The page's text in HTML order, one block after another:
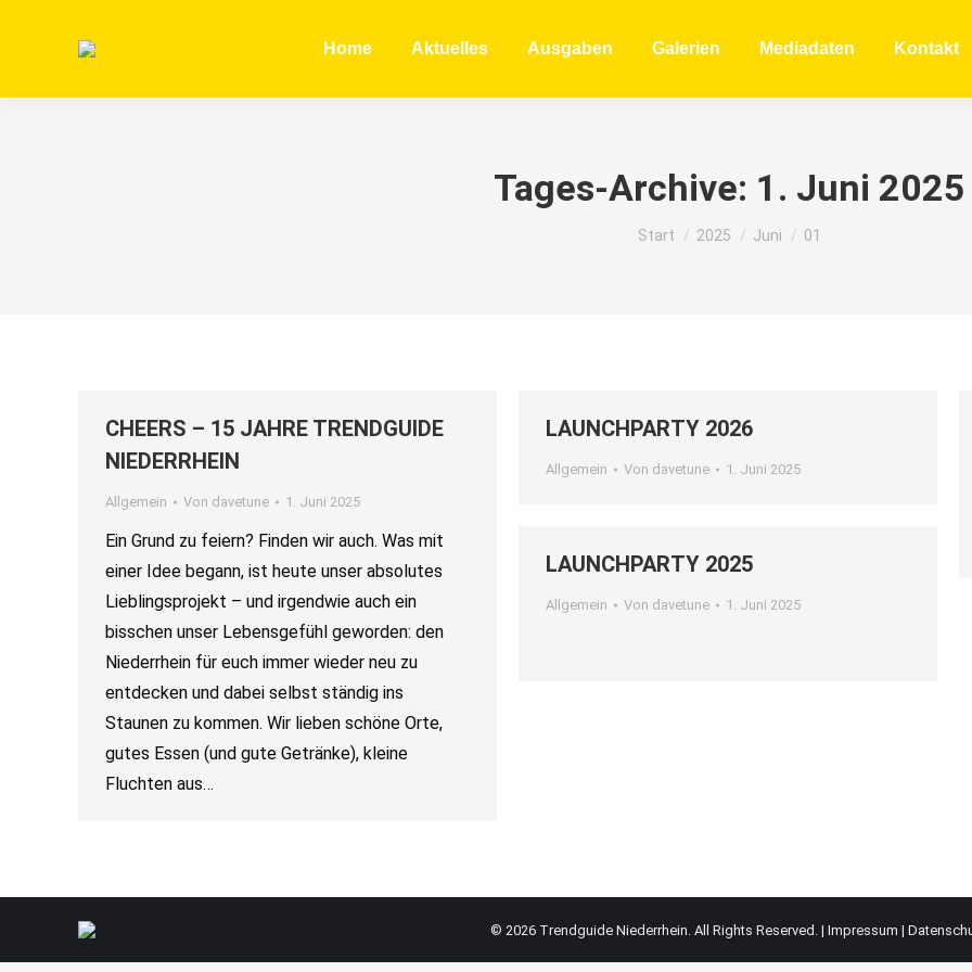
Home Aktuelles Ausgaben Galerien Mediadaten Kontakt
Tages-Archive: 1. Juni 2025
Sie befinden sich hier:
Start 2025 Juni 01
CHEERS – 15 JAHRE TRENDGUIDE
NIEDERRHEIN
Allgemein Von davetune 1. Juni 2025
Ein Grund zu feiern? Finden wir auch. Was mit
einer Idee begann, ist heute unser absolutes
Lieblingsprojekt – und irgendwie auch ein
bisschen unser Lebensgefühl geworden: den
Niederrhein für euch immer wieder neu zu
entdecken und dabei selbst ständig ins
Staunen zu kommen. Wir lieben schöne Orte,
gutes Essen (und gute Getränke), kleine
Fluchten aus…
LAUNCHPARTY 2026
Allgemein Von davetune 1. Juni 2025
LAUNCHPARTY 2025
Allgemein Von davetune 1. Juni 2025
© 2026 Trendguide Niederrhein. All Rights Reserved. | Impressum |